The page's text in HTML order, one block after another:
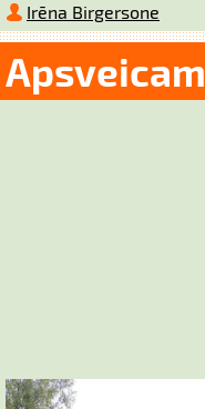
Irēna Birgersone
Apsveicam